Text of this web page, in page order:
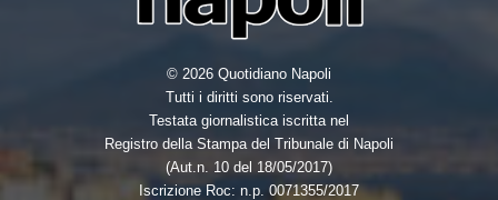
© 2026 Quotidiano Napoli
Tutti i diritti sono riservati.
Testata giornalistica iscritta nel
Registro della Stampa del Tribunale di Napoli
(Aut.n. 10 del 18/05/2017)
Iscrizione Roc: n.p. 0071355/2017